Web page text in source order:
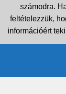
számodra.
feltételezzük,
információért